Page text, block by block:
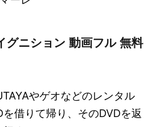
グニション 動画フル 無料
やゲオなどのレンタル
借りて帰り、そのDVDを返